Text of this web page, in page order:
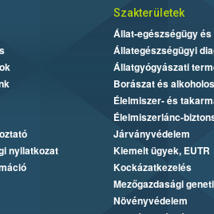
nyilatkozat
Szakterületek
Állat-egészségügy
Állategészségügyi
Állatgyógyászati
Borászat és
Élelmiszer- és
Élelmiszerlánc-
Járványvédelem
Kiemelt ügyek, EUTR
Kockázatkezelés
Mezőgazdasági
Növényvédelem